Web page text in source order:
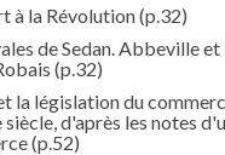
à la Révolution(p.32)
de Sedan. Abbeville et
(p.32)
la législation du
d'après les notes
(p.52)